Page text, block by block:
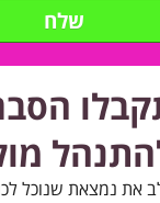
שלח
את נמצאת שנוכל